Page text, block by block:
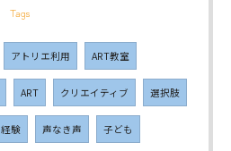
Tags
アトリエ利用 ART教室
ART クリエイティブ 選択肢
経験 声なき声 子ども